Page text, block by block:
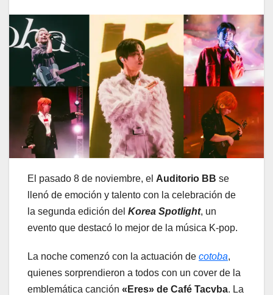
El pasado 8 de noviembre, el Auditorio BB se
llenó de emoción y talento con la celebración de
la segunda edición del Korea Spotlight, un
evento que destacó lo mejor de la música K-pop.
La noche comenzó con la actuación de cotoba,
quienes sorprendieron a todos con un cover de la
emblemática canción «Eres» de Café Tacvba. La